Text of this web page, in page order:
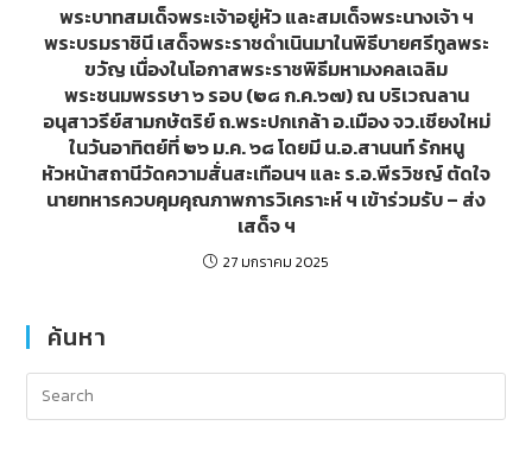
พระบาทสมเด็จพระเจ้าอยู่หัว และสมเด็จพระนางเจ้า ฯ
พระบรมราชินี เสด็จพระราชดำเนินมาในพิธีบายศรีทูลพระ
ขวัญ เนื่องในโอกาสพระราชพิธีมหามงคลเฉลิม
พระชนมพรรษา ๖ รอบ (๒๘ ก.ค.๖๗) ณ บริเวณลาน
อนุสาวรีย์สามกษัตริย์ ถ.พระปกเกล้า อ.เมือง จว.เชียงใหม่
ในวันอาทิตย์ที่ ๒๖ ม.ค. ๖๘ โดยมี น.อ.สานนท์ รักหนู
หัวหน้าสถานีวัดความสั่นสะเทือนฯ และ ร.อ.พีรวิชญ์ ตัดใจ
นายทหารควบคุมคุณภาพการวิเคราะห์ ฯ เข้าร่วมรับ – ส่ง
เสด็จ ฯ
27 มกราคม 2025
ค้นหา